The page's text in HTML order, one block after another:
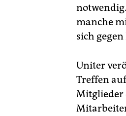
manche
sich
Uniter
Treffen
Mitglieder